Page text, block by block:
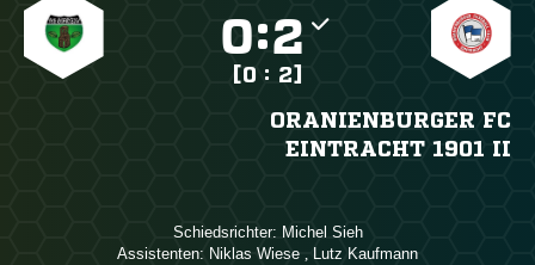
:
[0 : 2]
ORANIENBURGER FC
EINTRACHT 1901 II
Schiedsrichter:  
Assistenten:   ,  